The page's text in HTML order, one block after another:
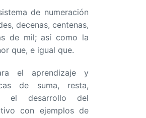
de numeración
decenas, centenas,
de mil; así como la
que, e igual que.
el aprendizaje y
de suma, resta,
el desarrollo del
con ejemplos de